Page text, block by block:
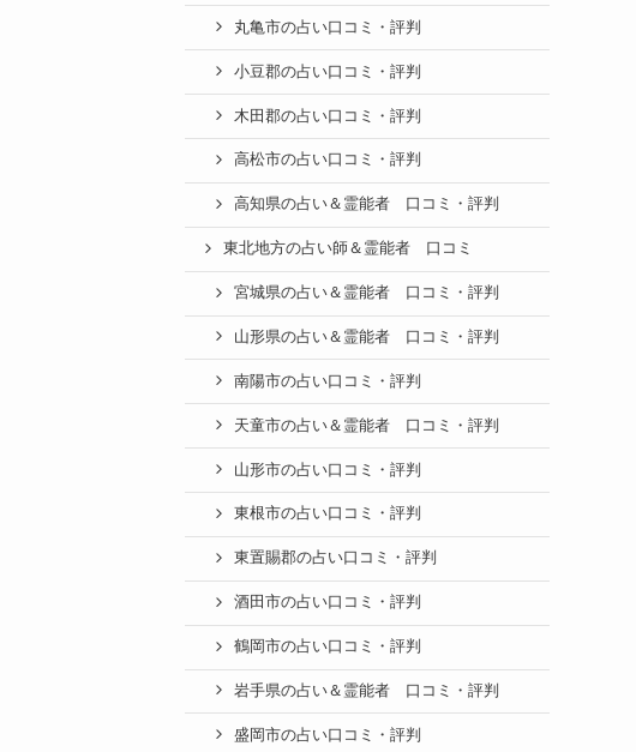
丸亀市の占い口コミ・評判
小豆郡の占い口コミ・評判
木田郡の占い口コミ・評判
高松市の占い口コミ・評判
高知県の占い＆霊能者 口コミ・評判
東北地方の占い師＆霊能者 口コミ
宮城県の占い＆霊能者 口コミ・評判
山形県の占い＆霊能者 口コミ・評判
南陽市の占い口コミ・評判
天童市の占い＆霊能者 口コミ・評判
山形市の占い口コミ・評判
東根市の占い口コミ・評判
東置賜郡の占い口コミ・評判
酒田市の占い口コミ・評判
鶴岡市の占い口コミ・評判
岩手県の占い＆霊能者 口コミ・評判
盛岡市の占い口コミ・評判